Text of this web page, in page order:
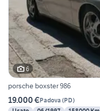
6
porsche boxster 986
19.000 €Padova (PD)